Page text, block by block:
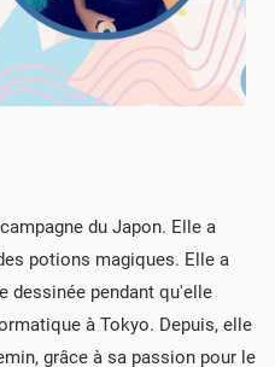
du Japon. Elle a
potions magiques. Elle a
dessinée pendant qu'elle
à Tokyo. Depuis, elle
grâce à sa passion pour le